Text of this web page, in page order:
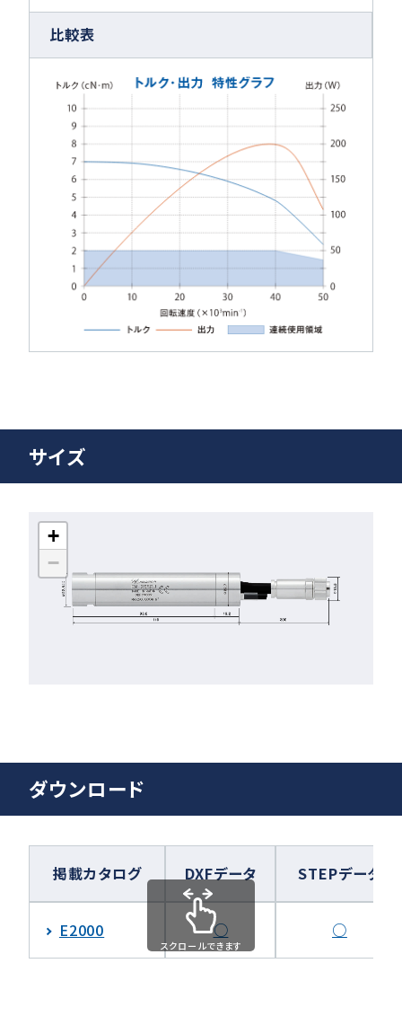
比較表
サイズ
ダウンロード
掲載カタログ DXFデータ STEPデータ
E2000 ○ ○
スクロールできます
+
−